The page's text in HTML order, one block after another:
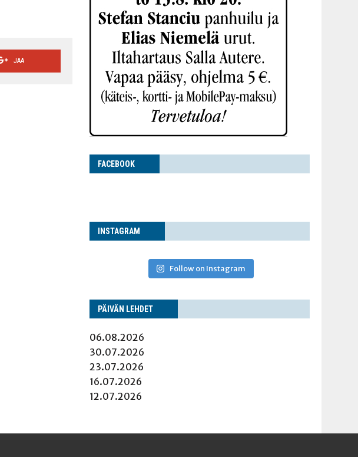
JAA
FACE­BOOK
INS­TA­GRAM
Follow on Instagram
PÄI­VÄN LEHDET
06.08.2026
30.07.2026
23.07.2026
16.07.2026
12.07.2026